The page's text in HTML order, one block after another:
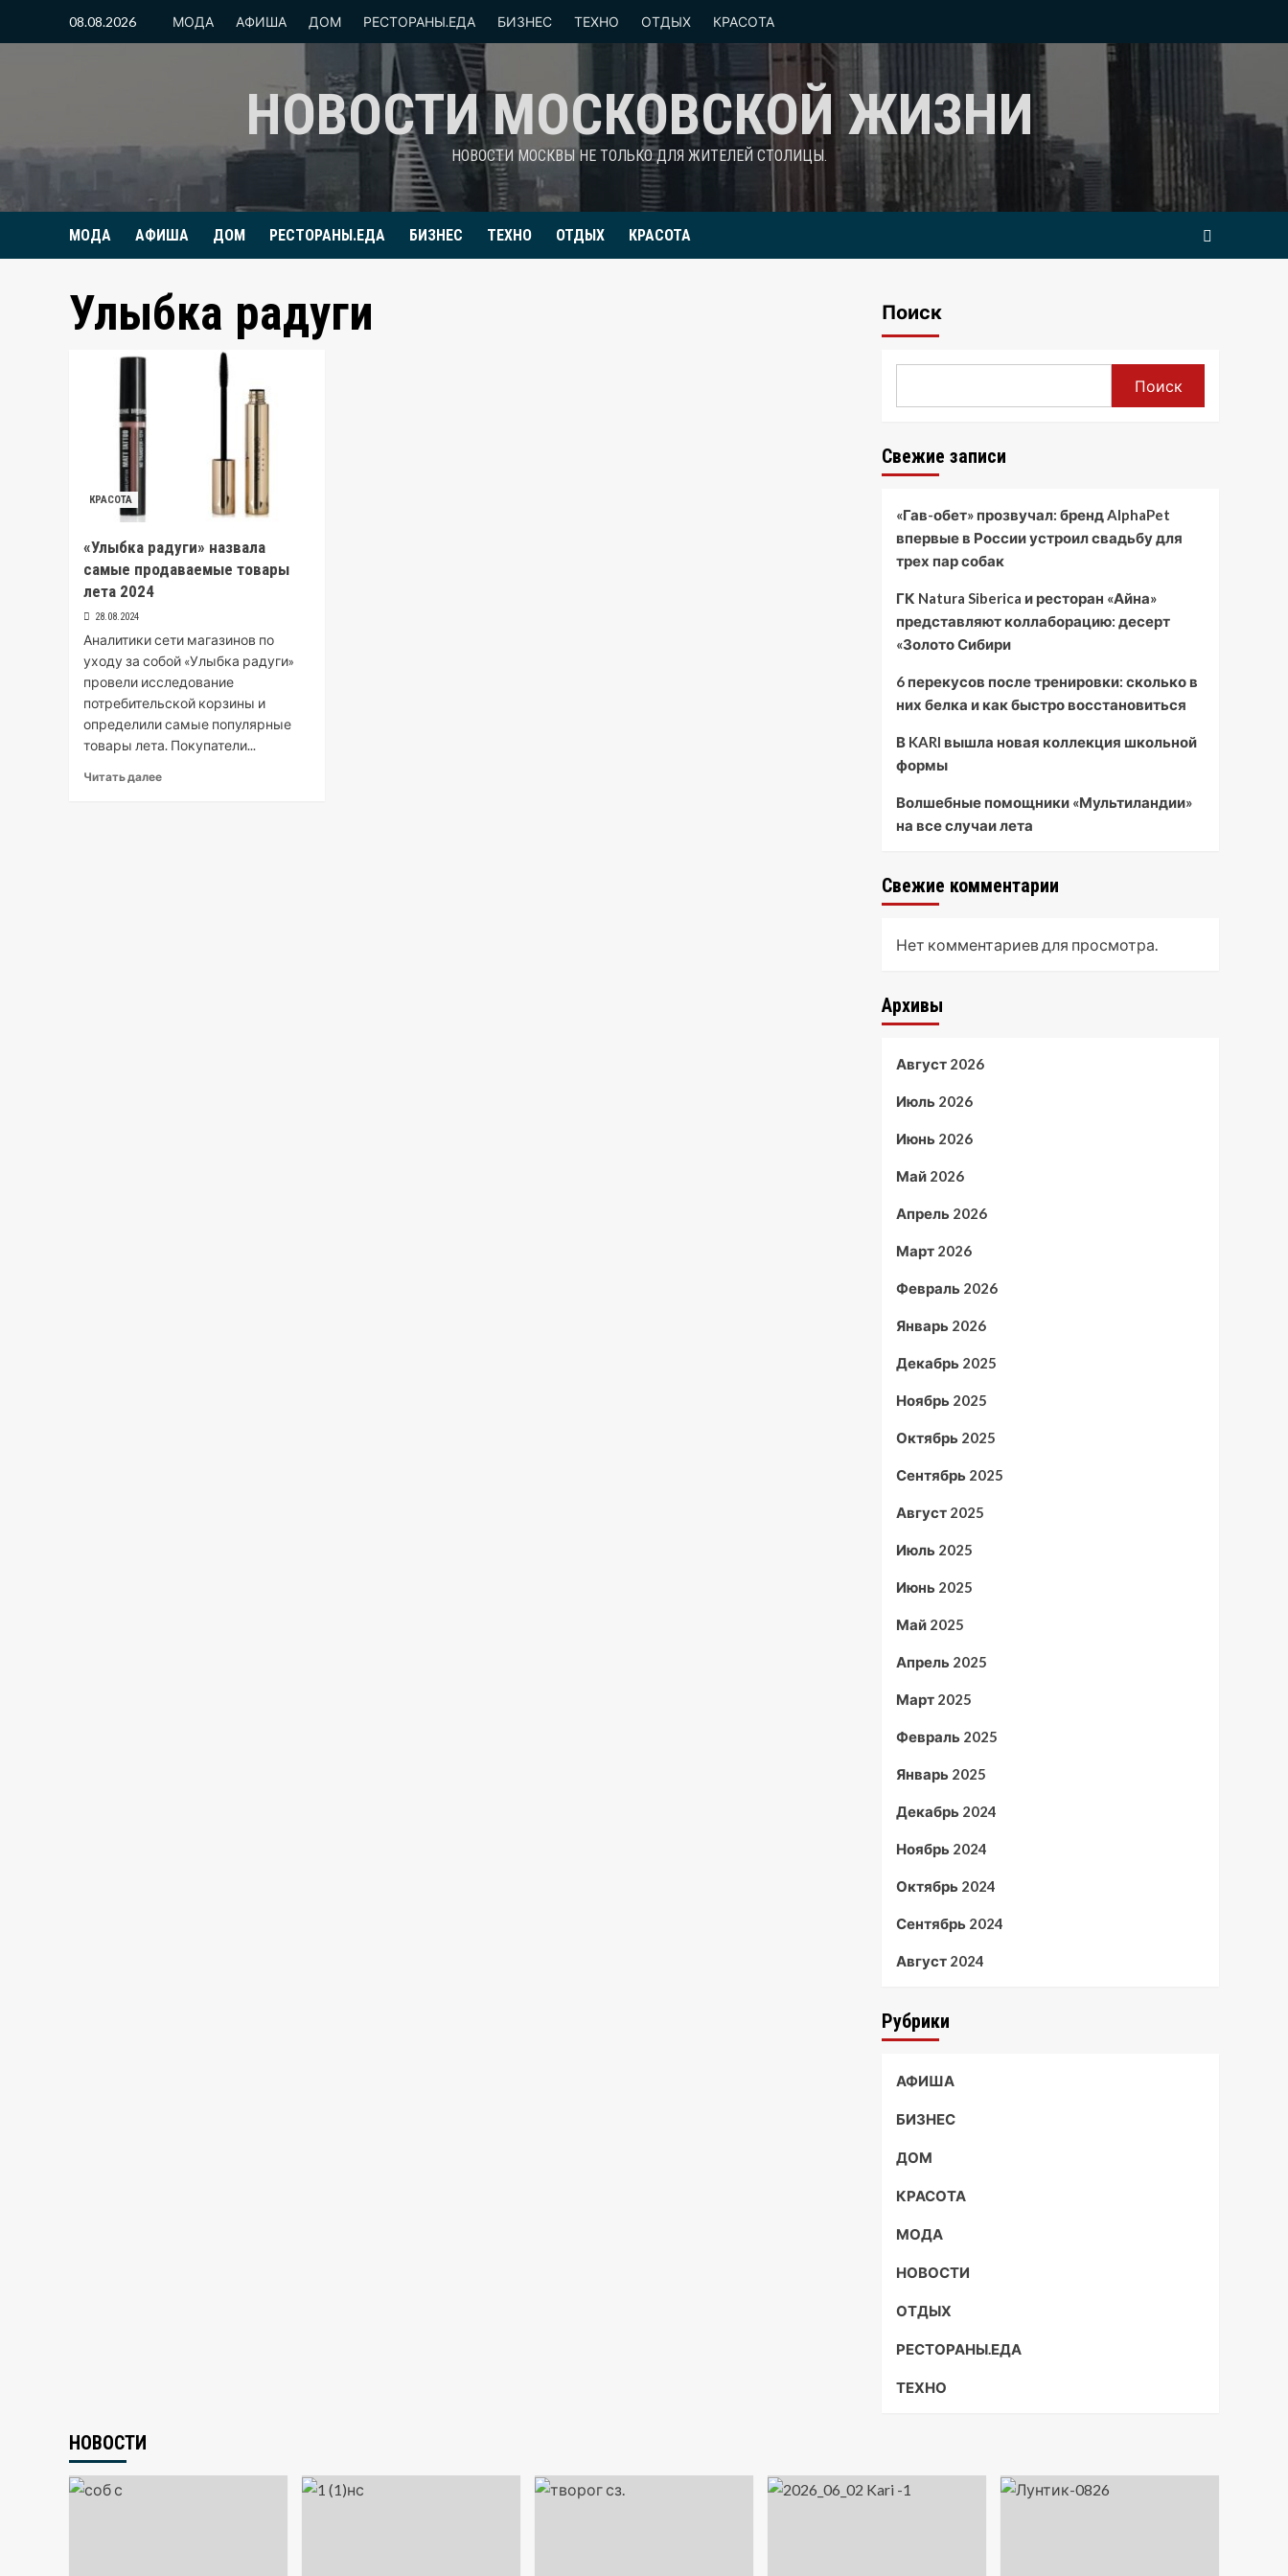
08.08.2026 МОДА АФИША ДОМ РЕСТОРАНЫ.ЕДА БИЗНЕС ТЕХНО ОТДЫХ КРАСОТА
НОВОСТИ МОСКОВСКОЙ ЖИЗНИ
НОВОСТИ МОСКВЫ НЕ ТОЛЬКО ДЛЯ ЖИТЕЛЕЙ СТОЛИЦЫ.
МОДА АФИША ДОМ РЕСТОРАНЫ.ЕДА БИЗНЕС ТЕХНО ОТДЫХ КРАСОТА
Улыбка радуги
КРАСОТА
«Улыбка радуги» назвала
самые продаваемые товары
лета 2024
28.08.2024
Аналитики сети магазинов по
уходу за собой «Улыбка радуги»
провели исследование
потребительской корзины и
определили самые популярные
товары лета. Покупатели...
Читать далее
Поиск
Поиск
Свежие записи
«Гав-обет» прозвучал: бренд AlphaPet
впервые в России устроил свадьбу для
трех пар собак
ГК Natura Siberica и ресторан «Айна»
представляют коллаборацию: десерт
«Золото Сибири
6 перекусов после тренировки: сколько в
них белка и как быстро восстановиться
В KARI вышла новая коллекция школьной
формы
Волшебные помощники «Мультиландии»
на все случаи лета
Свежие комментарии
Нет комментариев для просмотра.
Архивы
Август 2026
Июль 2026
Июнь 2026
Май 2026
Апрель 2026
Март 2026
Февраль 2026
Январь 2026
Декабрь 2025
Ноябрь 2025
Октябрь 2025
Сентябрь 2025
Август 2025
Июль 2025
Июнь 2025
Май 2025
Апрель 2025
Март 2025
Февраль 2025
Январь 2025
Декабрь 2024
Ноябрь 2024
Октябрь 2024
Сентябрь 2024
Август 2024
Рубрики
АФИША
БИЗНЕС
ДОМ
КРАСОТА
МОДА
НОВОСТИ
ОТДЫХ
РЕСТОРАНЫ.ЕДА
ТЕХНО
НОВОСТИ